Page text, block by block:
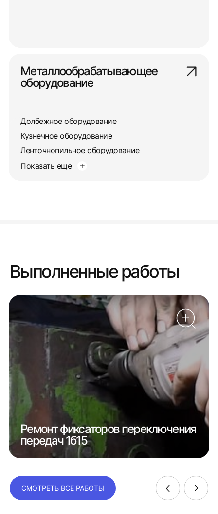
Металлообрабатывающее
оборудование
Долбежное оборудование
Кузнечное оборудование
Ленточнопильное оборудование
Показать еще
Выполненные работы
Ремонт фиксаторов переключения
передач 1б15
СМОТРЕТЬ ВСЕ РАБОТЫ